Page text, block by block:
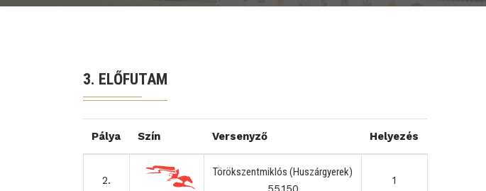
3. ELŐFUTAM
Pálya Szín Versenyző Helyezés
2.
Törökszentmiklós (Huszárgyerek)
1